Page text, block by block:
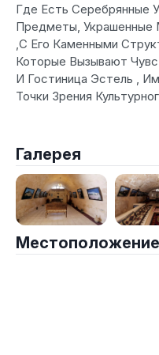
Где Есть Серебрянные
Предметы,
,С Его Каменными
Которые Вызывают
И Гостиница Эстель ,
Точки Зрения
Галерея
Местоположение